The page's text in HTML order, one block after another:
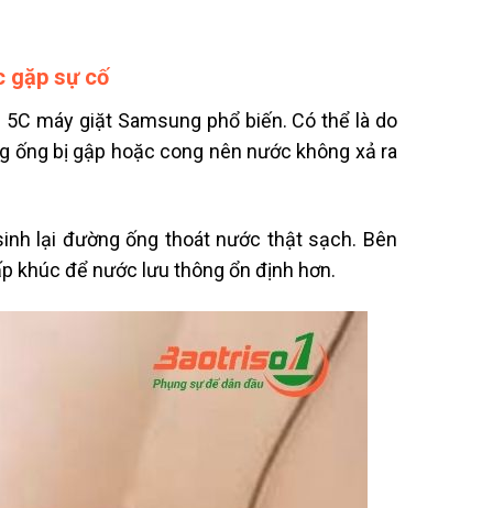
gặp sự cố
máy giặt Samsung phổ biến. Có thể là do
ống bị gập hoặc cong nên nước không xả ra
lại đường ống thoát nước thật sạch. Bên
khúc để nước lưu thông ổn định hơn.